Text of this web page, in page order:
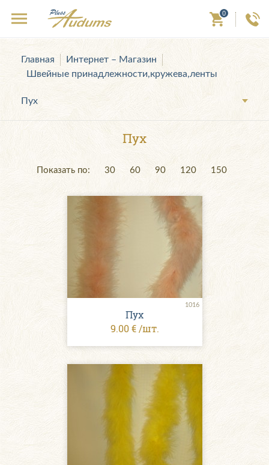
0
Главная
Интернет – Магазин
Швейные принадлежности,кружева,ленты
Пух
Пух
Показать по: 30 60 90 120 150
1016
Пух
9.00 € /шт.